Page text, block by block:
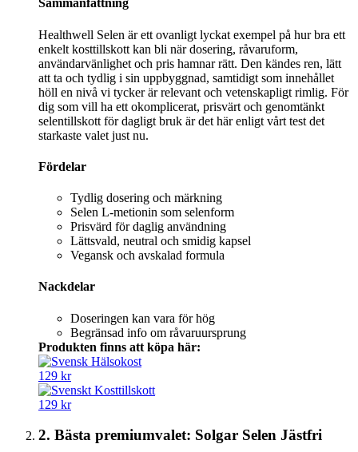
Sammanfattning
Healthwell Selen är ett ovanligt lyckat exempel på hur bra ett
enkelt kosttillskott kan bli när dosering, råvaruform,
användarvänlighet och pris hamnar rätt. Den kändes ren, lätt
att ta och tydlig i sin uppbyggnad, samtidigt som innehållet
höll en nivå vi tycker är relevant och vetenskapligt rimlig. För
dig som vill ha ett okomplicerat, prisvärt och genomtänkt
selentillskott för dagligt bruk är det här enligt vårt test det
starkaste valet just nu.
Fördelar
Tydlig dosering och märkning
Selen L-metionin som selenform
Prisvärd för daglig användning
Lättsvald, neutral och smidig kapsel
Vegansk och avskalad formula
Nackdelar
Doseringen kan vara för hög
Begränsad info om råvaruursprung
Produkten finns att köpa här:
129 kr
129 kr
2. Bästa premiumvalet: Solgar Selen Jästfri